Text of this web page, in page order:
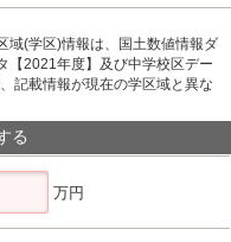
域(学区)情報は、国土数値情報ダ
【2021年度】及び中学校区デー
記載情報が現在の学区域と異な
る
万円